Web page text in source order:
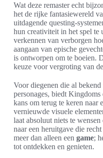
Wat deze remaster echt
het de rijke fantasiewereld
uitdagende questing-
hun creativiteit in het spel te
verkennen van verborgen
aangaan van epische
is ontworpen om te boeien.
keuze voor vergroting van
Voor diegenen die al
personages, biedt
kans om terug te keren naar
vernieuwde visuele
laat absoluut niets te
naar een heruitgave die
meer dan alleen een game;
tot ontdekken en genieten.